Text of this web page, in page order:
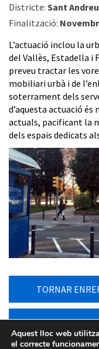
Districte: Sant Andreu
Finalització:
L’actuació inclou la
del Vallès, Estadella i
preveu tractar les
mobiliari urbà i de
soterrament dels
d’aquesta actuació
actuals, pacificant la
dels espais dedicats
TORNAR
TORNAR AL
Aquest lloc web
el correcte